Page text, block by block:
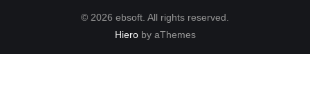
© 2026 ebsoft. All rights reserved.
Hieroby aThemes